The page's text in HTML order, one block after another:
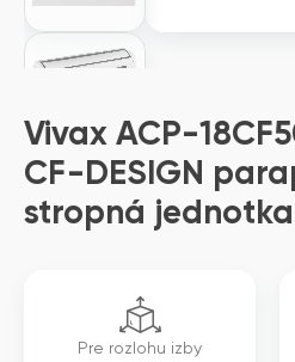
Vivax ACP-
CF-DESIGN
stropná jednotka
Pre rozlohu izby